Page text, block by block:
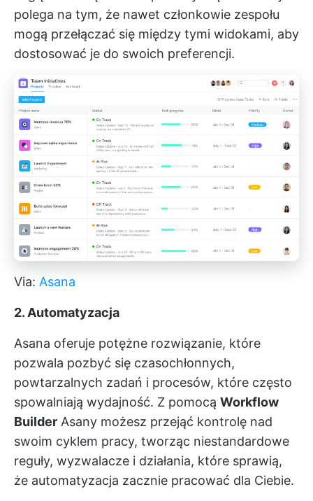
polega na tym, że nawet członkowie zespołu
mogą przełączać się między tymi widokami, aby
dostosować je do swoich preferencji.
Via: Asana
2. Automatyzacja
Asana oferuje potężne rozwiązanie, które
pozwala pozbyć się czasochłonnych,
powtarzalnych zadań i procesów, które często
spowalniają wydajność. Z pomocą Workflow
Builder Asany możesz przejąć kontrolę nad
swoim cyklem pracy, tworząc niestandardowe
reguły, wyzwalacze i działania, które sprawią,
że automatyzacja zacznie pracować dla Ciebie.